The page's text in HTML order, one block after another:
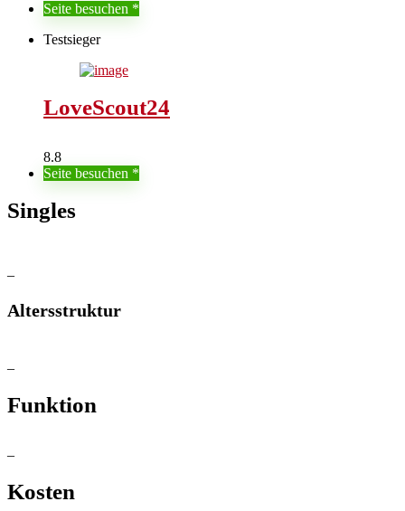
Seite besuchen
Testsieger
LoveScout24
8.8
Seite besuchen
Singles
–
Altersstruktur
–
Funktion
–
Kosten